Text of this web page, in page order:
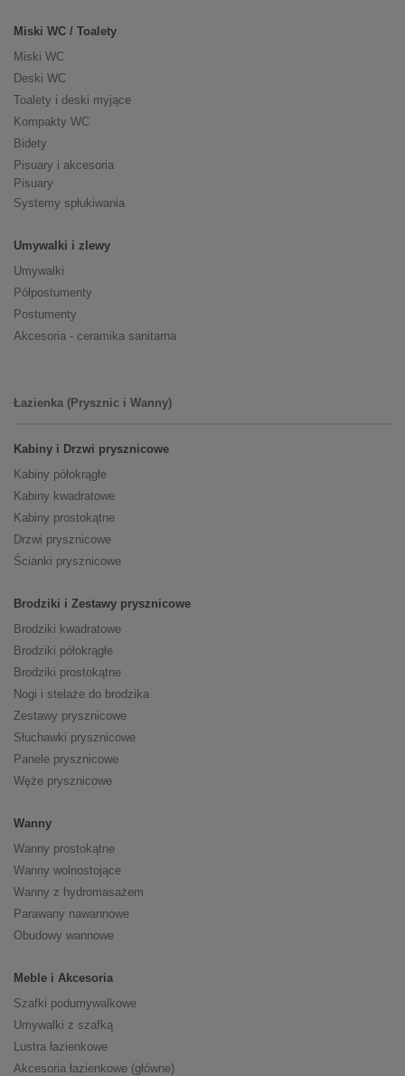
Miski WC / Toalety
Miski WC
Deski WC
Toalety i deski myjące
Kompakty WC
Bidety
Pisuary i akcesoria
Pisuary
Systemy spłukiwania
Umywalki i zlewy
Umywalki
Półpostumenty
Postumenty
Akcesoria - ceramika sanitarna
Łazienka (Prysznic i Wanny)
Kabiny i Drzwi prysznicowe
Kabiny półokrągłe
Kabiny kwadratowe
Kabiny prostokątne
Drzwi prysznicowe
Ścianki prysznicowe
Brodziki i Zestawy prysznicowe
Brodziki kwadratowe
Brodziki półokrągłe
Brodziki prostokątne
Nogi i stelaże do brodzika
Zestawy prysznicowe
Słuchawki prysznicowe
Panele prysznicowe
Węże prysznicowe
Wanny
Wanny prostokątne
Wanny wolnostojące
Wanny z hydromasażem
Parawany nawannowe
Obudowy wannowe
Meble i Akcesoria
Szafki podumywalkowe
Umywalki z szafką
Lustra łazienkowe
Akcesoria łazienkowe (główne)